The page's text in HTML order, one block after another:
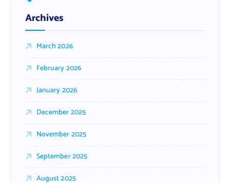
Archives
March 2026
February 2026
January 2026
December 2025
November 2025
September 2025
August 2025